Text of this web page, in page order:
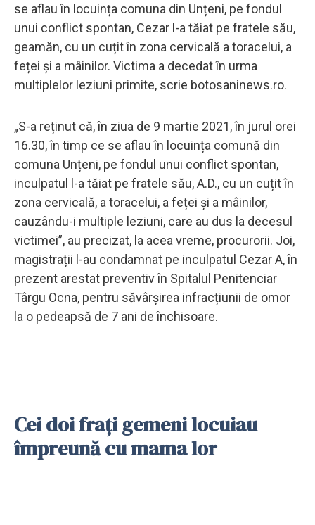
se aflau în locuința comuna din Unțeni, pe fondul
unui conflict spontan, Cezar l-a tăiat pe fratele său,
geamăn, cu un cuțit în zona cervicală a toracelui, a
feței și a mâinilor. Victima a decedat în urma
multiplelor leziuni primite, scrie botosaninews.ro.
„S-a reținut că, în ziua de 9 martie 2021, în jurul orei
16.30, în timp ce se aflau în locuința comună din
comuna Unțeni, pe fondul unui conflict spontan,
inculpatul l-a tăiat pe fratele său, A.D., cu un cuțit în
zona cervicală, a toracelui, a feței și a mâinilor,
cauzându-i multiple leziuni, care au dus la decesul
victimei”, au precizat, la acea vreme, procurorii. Joi,
magistrații l-au condamnat pe inculpatul Cezar A, în
prezent arestat preventiv în Spitalul Penitenciar
Târgu Ocna, pentru săvârșirea infracțiunii de omor
la o pedeapsă de 7 ani de închisoare.
Cei doi frați gemeni locuiau
împreună cu mama lor